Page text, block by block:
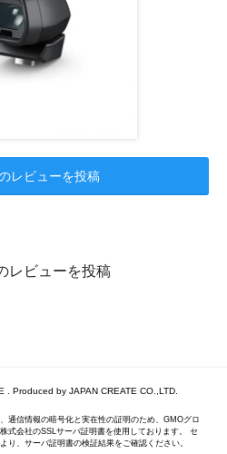
レビューを投稿
レビューを投稿
Produced by JAPAN CREATE CO.,LTD.
通信情報の暗号化と実在性の証明のため、GMOグロ
式会社のSSLサーバ証明書を使用しております。 セ
り、サーバ証明書の検証結果をご確認ください。